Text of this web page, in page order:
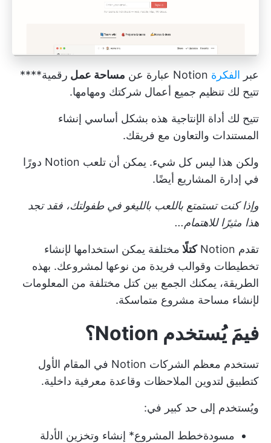
عبر الفكرة مساحة عمل رقمية****
تتيح لك تنظيم جميع أعمال شركتك ومهامها.
تتيح لك أداة الإنتاجية هذه بشكل أساسي إنشاء
المستندات والتعاون مع فريقك.
ولكن هذا ليس كل شيء. يمكن أن تلعب Notion دورًا
في إدارة المشاريع أيضًا.
وإذا كنت تستمتع باللعب بالليغو في طفولتك، فقد تجد
هذا مثيرًا للاهتمام...
تقدم Notion كتلًا مختلفة يمكن استخدامها لإنشاء
تخطيطات وقوالب فريدة من نوعها لمشروعك. بهذه
الطريقة، يمكنك الجمع بين كتل مختلفة من المعلومات
لإنشاء مساحة مشروع متماسكة.
فيمَ يُستخدم Notion؟
تستخدم معظم الشركات Notion في المقام الأول
كتطبيق لتدوين الملاحظات وقاعدة معرفية داخلية.
ويُستخدم إلى حد كبير في:
مسودةخطط المشروع* إنشاء وتخزين الأدلة